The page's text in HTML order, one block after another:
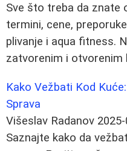
Sve što treba da znate
termini, cene,
plivanje i aqua fitness.
zatvorenim i otvorenim
Kako Vežbati Kod
Sprava
Višeslav Radanov
Saznajte kako da